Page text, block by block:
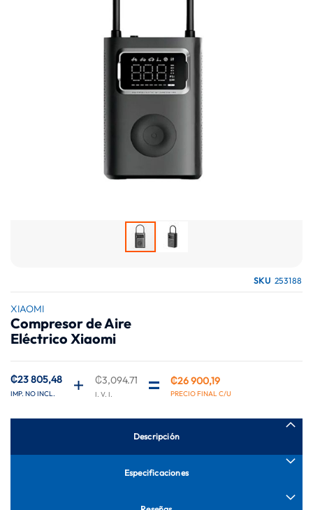
SKU 253188
XIAOMI
Compresor de Aire
Eléctrico Xiaomi
Precio
especial
₡26 900,19
₡3,094.71
₡23 805,48
comienzo
de
la
imágenes
Descripción
Especificaciones